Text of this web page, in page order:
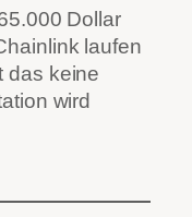
Dollar
laufen
das keine
wird